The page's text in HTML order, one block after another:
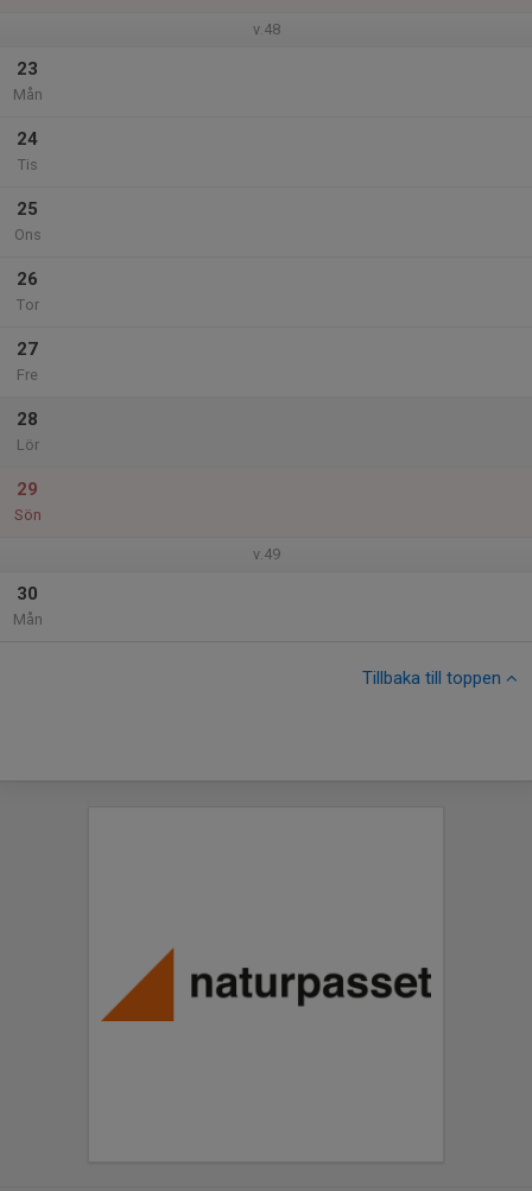
v.48
23
Mån
24
Tis
25
Ons
26
Tor
27
Fre
28
Lör
29
Sön
v.49
30
Mån
Tillbaka till toppen